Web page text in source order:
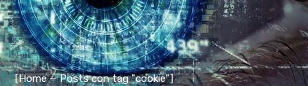
[Home Posts con tag "cookie"]